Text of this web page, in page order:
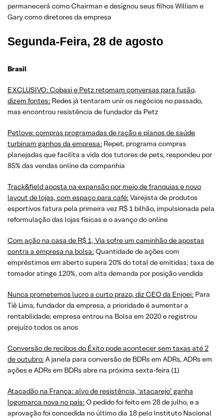
permanecerá como Chairman e designou seus filhos William e
Gary como diretores da empresa
Segunda-Feira, 28 de agosto
Brasil
EXCLUSIVO: Cobasi e Petz retomam conversas para fusão,
dizem fontes: Redes já tentaram unir os negócios no passado,
mas encontrou resistência de fundador da Petz
Petlove: compras programadas de ração e planos de saúde
turbinam ganhos da empresa: Repet, programa compras
planejadas que facilita a vida dos tutores de pets, respondeu por
85% das vendas online da companhia
Track&field aposta na expansão por meio de franquias e novo
layout de lojas, com espaço para café: Varejista de produtos
esportivos fatura pela primeira vez R$ 1 bilhão, impulsionada pela
reformulação das lojas físicas e o avanço do online
Com ação na casa de R$ 1, Via sofre um caminhão de apostas
contra a empresa na bolsa: Quantidade de ações com
empréstimos em aberto supera 20% do total de emitidas; taxa de
tomador atinge 120%, com alta demanda por posição vendida
Nunca prometemos lucro a curto prazo, diz CEO da Enjoei: Para
Tiê Lima, fundador da empresa, a prioridade é aumentar a
rentabilidade; empresa entrou na Bolsa em 2020 e registrou
prejuízo todos os anos
Conversão de recibos do Éxito pode acontecer sem taxas até 2
de outubro: A janela para conversão de BDRs em ADRs, ADRs em
ações e ADRs em BDRs abre na próxima sexta-feira (1)
Atacadão na França: alvo de resistência, ‘atacarejo’ ganha
logomarca nova no país: O pedido foi feito em 28 de julho, e a
aprovação foi concedida no último dia 18 pelo Instituto Nacional